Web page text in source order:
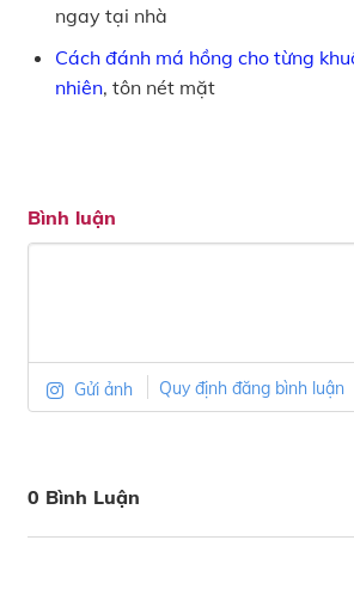
ngay tại nhà
Cách đánh má hồng cho từng
nhiên, tôn nét mặt
Bình luận
Gửi ảnh Quy định đăng bình luận
0 Bình Luận